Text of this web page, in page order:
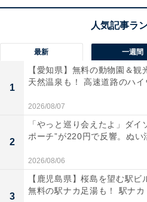
き飛ばす頼もしさです！
ノズルを本体背面に収納でき
場所を取らずに保管できる
の
台で家周りのお掃除が驚くほ
ケルヒャーの高圧洗浄機「
は？
ケルヒャーの高圧洗浄機「K2
最新 一週間
1
【愛知県】無料の動物園＆観
天然温泉も！ 高速道路のハイ
2026/08/07
2
「やっと巡り会えたよ」ダイ
ポーチ”が220円で反響。ぬい
2026/08/06
3
【鹿児島県】桜島を望む駅ビ
無料の駅ナカ足湯も！ 駅ナカ